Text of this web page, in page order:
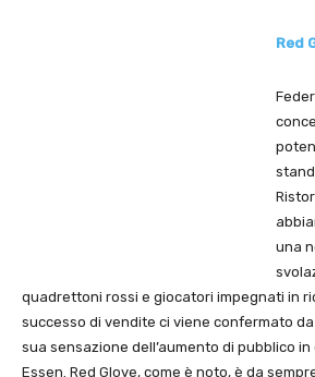
Red
una
quadrettoni rossi e giocatori impegnati in
successo di vendite ci viene confermato
sua sensazione dell’aumento di pubblico
Essen. Red Glove, come è noto, è da